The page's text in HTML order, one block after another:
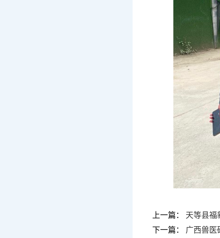
上一篇： 天等县福
下一篇： 广西兽医